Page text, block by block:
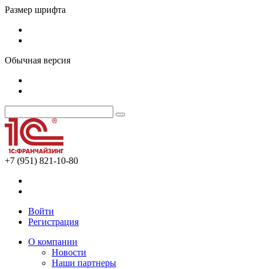
Размер шрифта
Обычная версия
+7 (951) 821-10-80
Войти
Регистрация
О компании
Новости
Наши партнеры